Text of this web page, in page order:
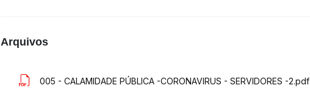
Arquivos
005 - CALAMIDADE PÚBLICA -CORONAVIRUS - SERVIDORES -2.pdf